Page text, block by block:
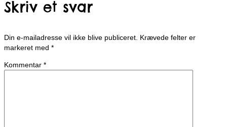
Skriv et svar
Din e-mailadresse vil ikke blive publiceret. Krævede felter er
markeret med *
Kommentar *